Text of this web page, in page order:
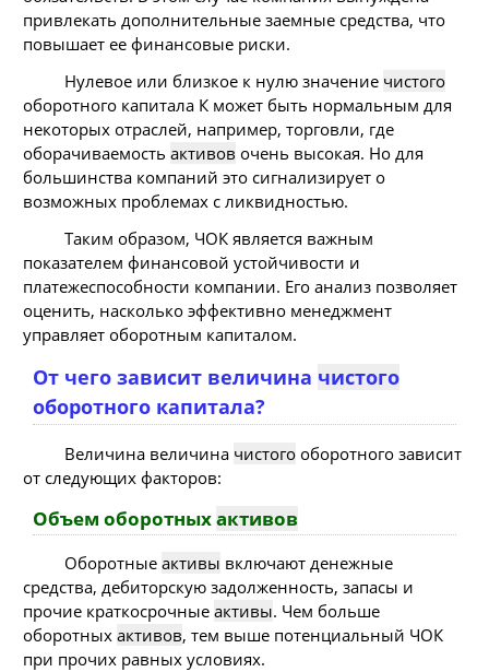
привлекать дополнительные заемные средства, что
повышает ее финансовые риски.
Нулевое или близкое к нулю значение чистого
оборотного капитала К может быть нормальным для
некоторых отраслей, например, торговли, где
оборачиваемость активов очень высокая. Но для
большинства компаний это сигнализирует о
возможных проблемах с ликвидностью.
Таким образом, ЧОК является важным
показателем финансовой устойчивости и
платежеспособности компании. Его анализ позволяет
оценить, насколько эффективно менеджмент
управляет оборотным капиталом.
От чего зависит величина чистого
оборотного капитала?
Величина величина чистогооборотного зависит
от следующих факторов:
Объем оборотныхактивов
Оборотные активы включают денежные
средства, дебиторскую задолженность, запасы и
прочие краткосрочные активы. Чем больше
оборотных активов, тем выше потенциальный ЧОК
при прочих равных условиях.